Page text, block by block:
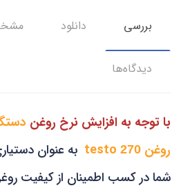
بررسی دانلود
دیدگاه‌ها
با توجه به افزایش نرخ روغن
روغن testo 270
به عنوان
شما در کسب اطمینان از کیفیت